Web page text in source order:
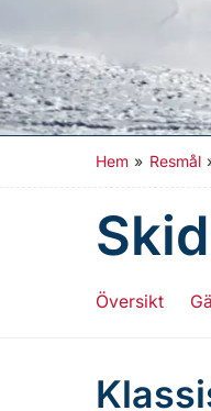
Hem » Resmål
Översikt